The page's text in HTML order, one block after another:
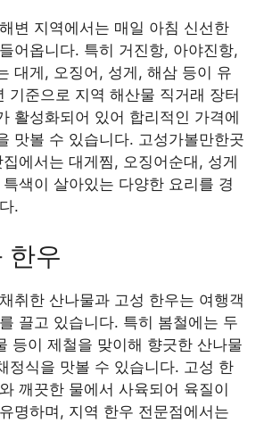
변 지역에서는 매일 아침 신선한
어옵니다. 특히 거진항, 아야진항,
대게, 오징어, 성게, 해삼 등이 유
기준으로 지역 해산물 직거래 장터
활성화되어 있어 합리적인 가격에
맛볼 수 있습니다. 고성가볼만한곳
에서는 대게찜, 오징어순대, 성게
색이 살아있는 다양한 요리를 경
.
한우
취한 산나물과 고성 한우는 여행객
끌고 있습니다. 특히 봄철에는 두
등이 제철을 맞이해 향긋한 산나물
정식을 맛볼 수 있습니다. 고성 한
깨끗한 물에서 사육되어 육질이
명하며, 지역 한우 전문점에서는